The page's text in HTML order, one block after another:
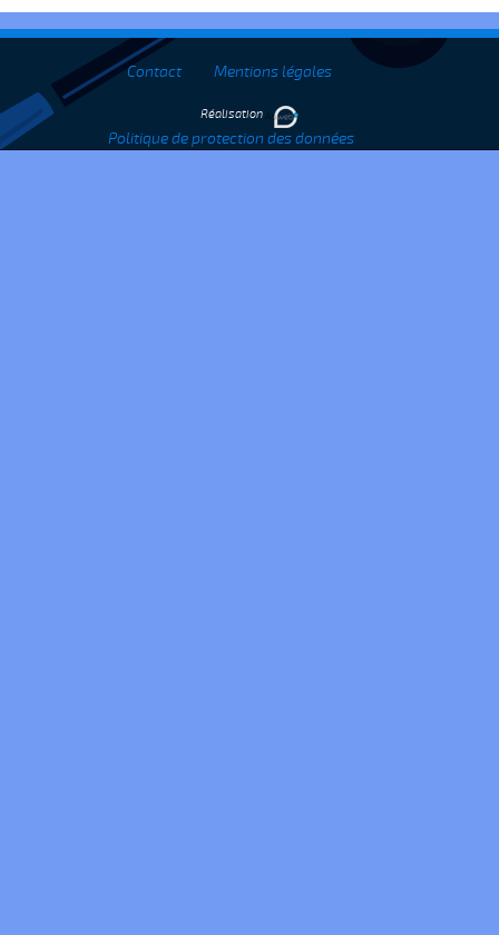
Contact Mentions légales
Politique de protection des données
Réalisation